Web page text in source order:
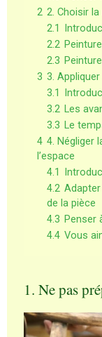
2 2. Choisir
2.1
2.2
2.3
3 3.
3.1
3.2 Les
3.3 Le
4 4. Négliger
l’espace
4.1
4.2
de la pièce
4.3 Penser
4.4 Vous
1. Ne pas